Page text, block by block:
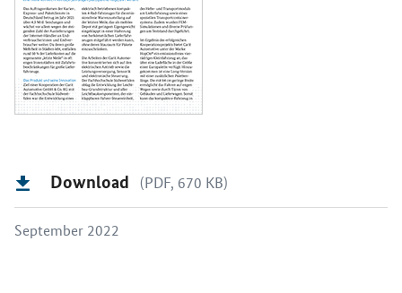
Download (PDF, 670 KB)
September 2022